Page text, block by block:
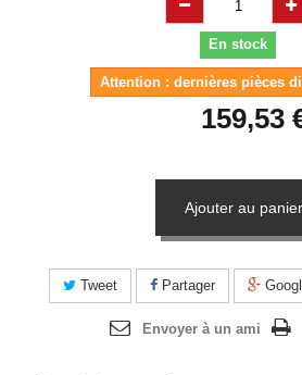
En stock
Attention : dernières pièces
159,53
Ajouter au panier
Tweet Partager
Envoyer à un ami